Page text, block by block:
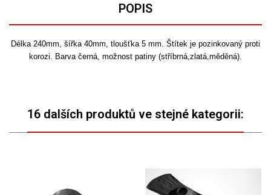
POPIS
Délka 240mm, šířka 40mm, tloušťka 5 mm. Štítek je pozinkovaný proti
korozi. Barva černá, možnost patiny (stříbrná,zlatá,měděná).
16 dalších produktů ve stejné kategorii: